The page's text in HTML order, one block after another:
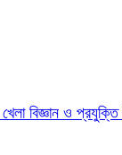
খেলা বিজ্ঞান ও প্রযুক্তি